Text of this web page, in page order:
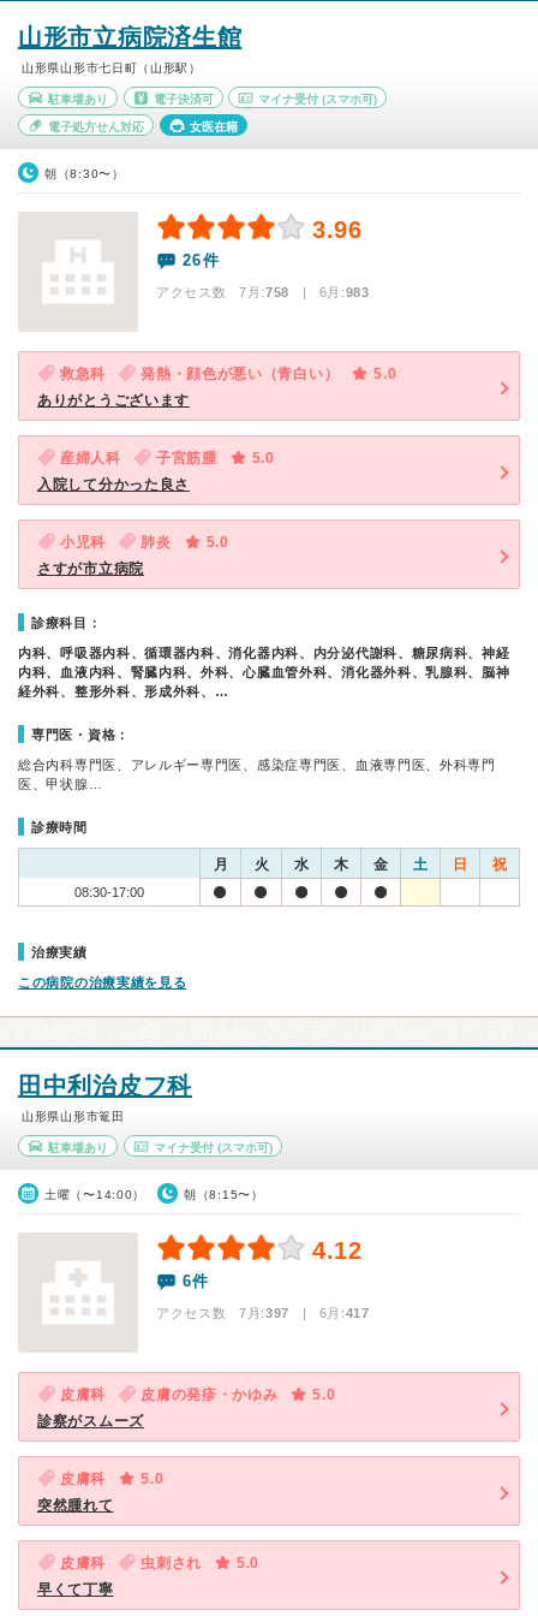
山形市立病院済生館
山形県山形市七日町（山形駅）
駐車場あり 電子決済可 マイナ受付 (スマホ可)
電子処方せん対応 女医在籍
朝（8:30〜）
3.96
26件
アクセス数 7月:758 | 6月:983
救急科 発熱・顔色が悪い（青白い）
5.0
ありがとうございます
産婦人科 子宮筋腫
5.0
入院して分かった良さ
小児科 肺炎
5.0
さすが市立病院
診療科目：
内科、呼吸器内科、循環器内科、消化器内科、内分泌代謝科、糖尿病科、神経
内科、血液内科、腎臓内科、外科、心臓血管外科、消化器外科、乳腺科、脳神
経外科、整形外科、形成外科、…
専門医・資格：
総合内科専門医、アレルギー専門医、感染症専門医、血液専門医、外科専門
医、甲状腺…
診療時間
月 火 水 木 金 土 日 祝
08:30-17:00
治療実績
この病院の治療実績を見る
田中利治皮フ科
山形県山形市篭田
駐車場あり マイナ受付(スマホ可)
土曜（〜14:00） 朝（8:15〜）
4.12
6件
アクセス数 7月:397 | 6月:417
皮膚科 皮膚の発疹・かゆみ
5.0
診察がスムーズ
皮膚科
5.0
突然腫れて
皮膚科 虫刺され
5.0
早くて丁寧